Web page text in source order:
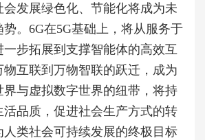
发展绿色化、节能化将成为未
。6G在5G基础上，将从服务于
一步拓展到支撑智能体的高效互
互联到万物智联的跃迁，成为
与虚拟数字世界的纽带，将持
品质，促进社会生产方式的转
类社会可持续发展的终极目标